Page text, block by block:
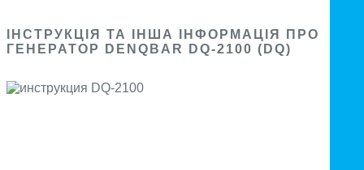
ІНСТРУКЦІЯ ТА ІНША ІНФОРМАЦІЯ ПРО
ГЕНЕРАТОР DENQBAR DQ-2100 (DQ)